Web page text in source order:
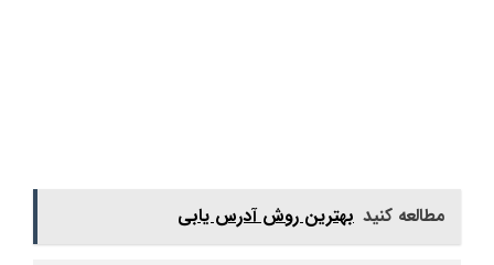
مطالعه کنید بهترین روش آدرس یابی